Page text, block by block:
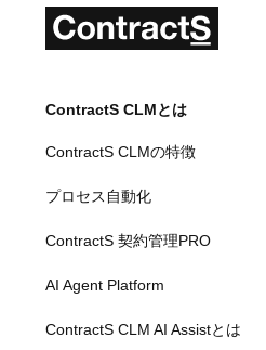
ContractS CLMとは
ContractS CLMの特徴
プロセス自動化
ContractS 契約管理PRO
AI Agent Platform
ContractS CLM AI Assistとは